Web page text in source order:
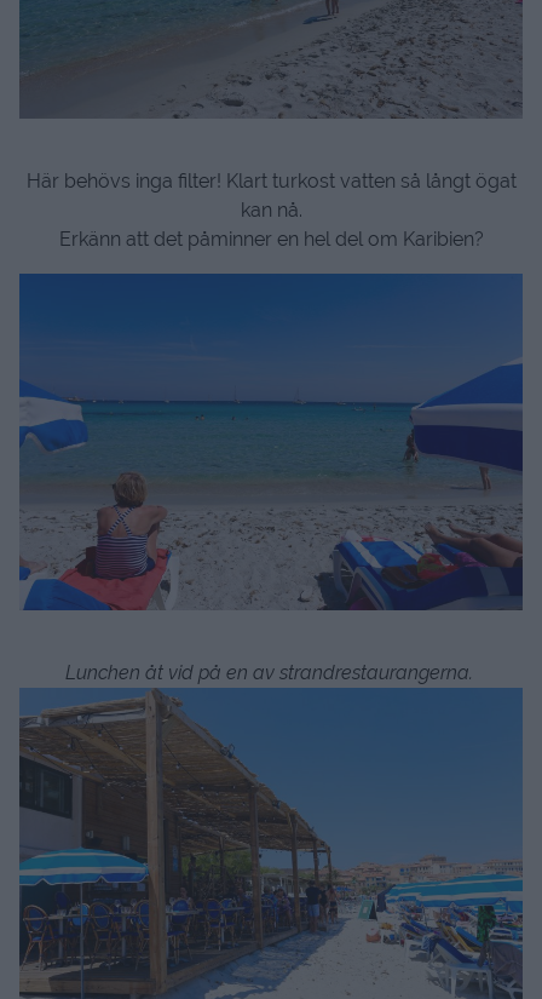
Här behövs inga filter! Klart turkost vatten så långt ögat
kan nå.
Erkänn att det påminner en hel del om Karibien?
Lunchen åt vid på en av strandrestaurangerna.